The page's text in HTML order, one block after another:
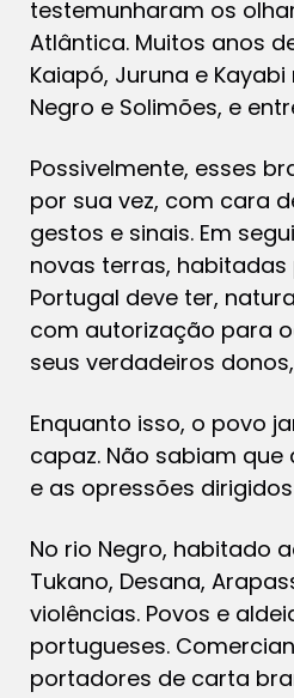
testemunharam os
Atlântica. Muitos anos
Kaiapó, Juruna e
Negro e Solimões, e
Possivelmente, esses
por sua vez, com cara
gestos e sinais. Em
novas terras,
Portugal deve ter,
com autorização para
seus verdadeiros
Enquanto isso, o povo
capaz. Não sabiam
e as opressões
No rio Negro, habitado
Tukano, Desana,
violências. Povos e
portugueses.
portadores de carta